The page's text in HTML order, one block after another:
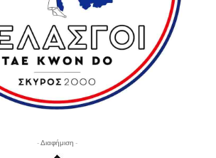
- Διαφήμιση -